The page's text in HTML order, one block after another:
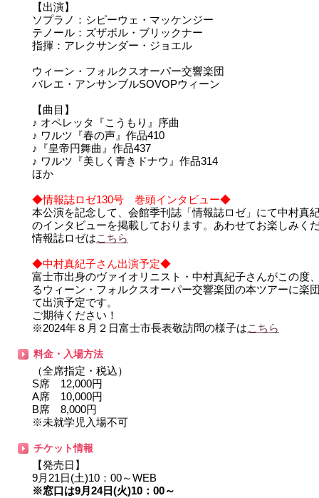
【出演】
ソプラノ：シピーウェ・マッケンジー
テノール：ズザボル・ブリックナー
指揮：アレクサンダー・ジョエル
ウィーン・フォルクスオーパー交響楽団
バレエ・アンサンブルSOVOPウィーン
【曲目】
♪ オペレッタ『こうもり』序曲
♪ ワルツ『春の声』作品410
♪『皇帝円舞曲』作品437
♪ ワルツ『美しく青きドナウ』作品314
ほか
◆情報誌ロゼ130号 巻頭インタビュー◆
本公演を記念して、会館季刊誌「情報誌ロゼ」にて中村真
のインタビューを掲載しております。あわせてお楽しみく
情報誌ロゼはこちら
◆中村真紀子さん出演予定◆
富士市出身のヴァイオリニスト・中村真紀子さんがこの度
るウィーン・フォルクスオーパー交響楽団の本ツアーに楽
て出演予定です。
ご期待ください！
※2024年８月２日富士市長表敬訪問の様子はこちら
料金・入場方法
（全席指定・税込）
S席 12,000円
A席 10,000円
B席 8,000円
※未就学児入場不可
チケット情報
【発売日】
9月21日(土)10：00～WEB
※窓口は9月24日(火)10：00～